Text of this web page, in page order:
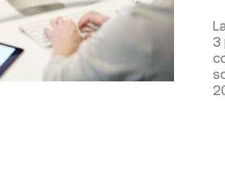
3